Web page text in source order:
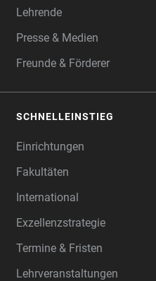
Lehrende
Presse & Medien
Freunde & Förderer
SCHNELLEINSTIEG
Einrichtungen
Fakultäten
International
Exzellenzstrategie
Termine & Fristen
Lehrveranstaltungen